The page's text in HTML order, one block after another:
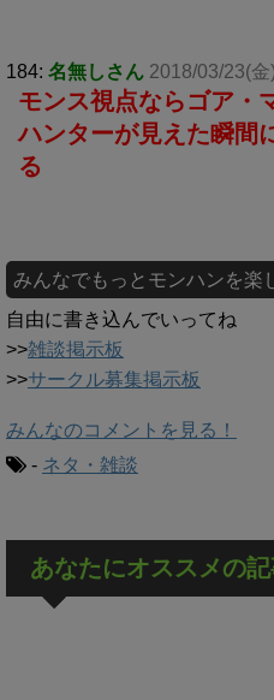
184: 名無しさん 2018/03/23(
モンス視点ならゴア・
ハンターが見えた瞬間
る
みんなでもっとモンハンを楽
自由に書き込んでいってね
>>雑談掲示板
>>サークル募集掲示板
みんなのコメントを見る！
- ネタ・雑談
あなたにオススメの